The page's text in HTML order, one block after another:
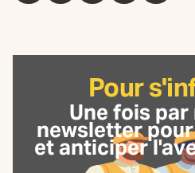
Pour
Une fois par
newsletterpour
et anticiper